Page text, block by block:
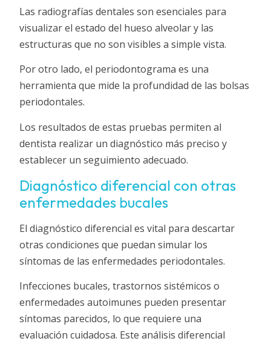
Las radiografías dentales son esenciales para
visualizar el estado del hueso alveolar y las
estructuras que no son visibles a simple vista.
Por otro lado, el periodontograma es una
herramienta que mide la profundidad de las bolsas
periodontales.
Los resultados de estas pruebas permiten al
dentista realizar un diagnóstico más preciso y
establecer un seguimiento adecuado.
Diagnóstico diferencial con otras
enfermedades bucales
El diagnóstico diferencial es vital para descartar
otras condiciones que puedan simular los
síntomas de las enfermedades periodontales.
Infecciones bucales, trastornos sistémicos o
enfermedades autoimunes pueden presentar
síntomas parecidos, lo que requiere una
evaluación cuidadosa. Este análisis diferencial